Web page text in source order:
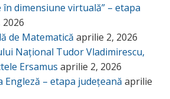
dimensiune virtuală” – etapa
de Matematică aprilie 2, 2026
Național Tudor Vladimirescu,
Ersamus aprilie 2, 2026
Engleză – etapa județeană aprilie